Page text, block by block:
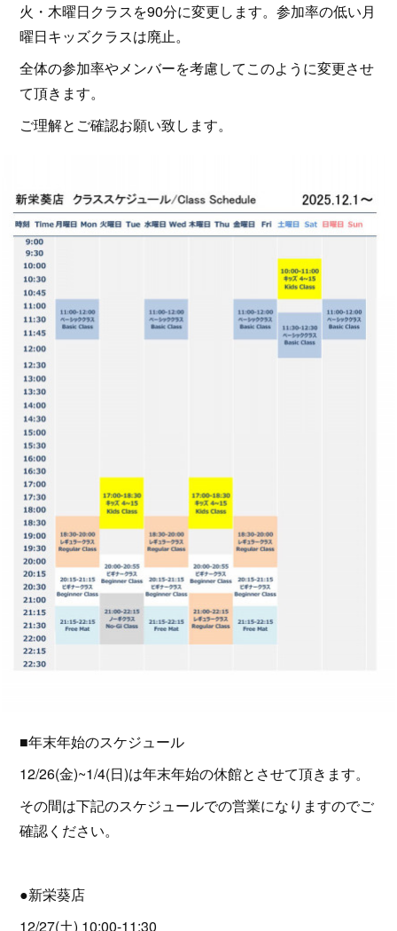
火・木曜日クラスを90分に変更します。参加率の低い月
曜日キッズクラスは廃止。
全体の参加率やメンバーを考慮してこのように変更させ
て頂きます。
ご理解とご確認お願い致します。
■年末年始のスケジュール
12/26(金)~1/4(日)は年末年始の休館とさせて頂きます。
その間は下記のスケジュールでの営業になりますのでご
確認ください。
●新栄葵店
12/27(土) 10:00-11:30